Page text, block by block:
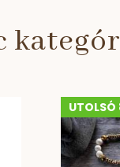
UTOLSÓ